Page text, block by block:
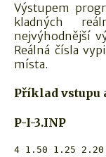
Výstupem
kladných
nejvýhodnější
Reálná čísla
místa.
Příklad vstupu
P-I-3.INP